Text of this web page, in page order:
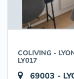
COLIVING -
LY017
69003 -